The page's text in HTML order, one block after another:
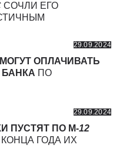
СОЧЛИ ЕГО
29.09.2024
ОПЛАЧИВАТЬ
БАНКА ПО
29.09.2024
ПУСТЯТ ПО М-12
ГОДА ИХ